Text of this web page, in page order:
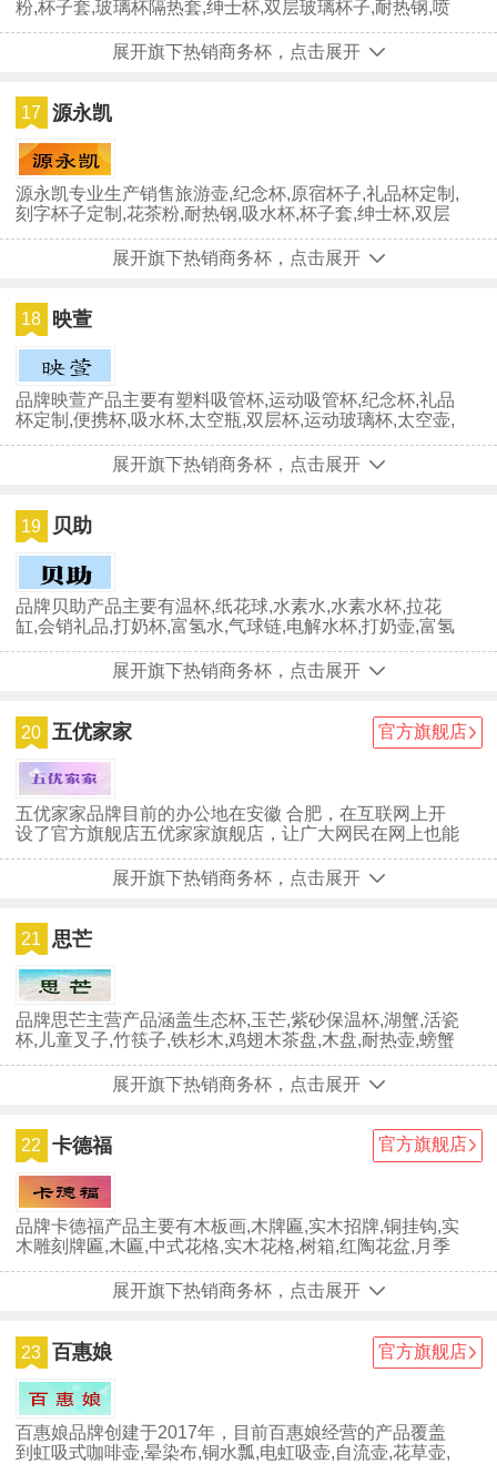
粉,杯子套,玻璃杯隔热套,绅士杯,双层玻璃杯子,耐热钢,喷
展开旗下热销商务杯，点击展开
17 源永凯
源永凯专业生产销售旅游壶,纪念杯,原宿杯子,礼品杯定制,
刻字杯子定制,花茶粉,耐热钢,吸水杯,杯子套,绅士杯,双层
展开旗下热销商务杯，点击展开
18 映萱
品牌映萱产品主要有塑料吸管杯,运动吸管杯,纪念杯,礼品
杯定制,便携杯,吸水杯,太空瓶,双层杯,运动玻璃杯,太空壶,
展开旗下热销商务杯，点击展开
19 贝助
品牌贝助产品主要有温杯,纸花球,水素水,水素水杯,拉花
缸,会销礼品,打奶杯,富氢水,气球链,电解水杯,打奶壶,富氢
展开旗下热销商务杯，点击展开
20 五优家家 官方旗舰店
五优家家品牌目前的办公地在安徽 合肥，在互联网上开
设了官方旗舰店五优家家旗舰店，让广大网民在网上也能
至今，深受广大用户们的喜爱，虽然五优家家已经取得一
些不错的成绩，但并没有放慢前进的步伐，仍在为成为行
展开旗下热销商务杯，点击展开
21 思芒
品牌思芒主营产品涵盖生态杯,玉芒,紫砂保温杯,湖蟹,活瓷
杯,儿童叉子,竹筷子,铁杉木,鸡翅木茶盘,木盘,耐热壶,螃蟹
展开旗下热销商务杯，点击展开
22 卡德福 官方旗舰店
品牌卡德福产品主要有木板画,木牌匾,实木招牌,铜挂钩,实
木雕刻牌匾,木匾,中式花格,实木花格,树箱,红陶花盆,月季
展开旗下热销商务杯，点击展开
23 百惠娘 官方旗舰店
百惠娘品牌创建于2017年，目前百惠娘经营的产品覆盖
到虹吸式咖啡壶,晕染布,铜水瓢,电虹吸壶,自流壶,花草壶,